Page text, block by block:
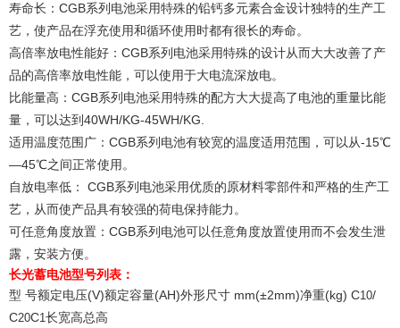
寿命长：CGB系列电池采用特殊的铅钙多元素合金设计独特的生产工
艺，使产品在浮充使用和循环使用时都有很长的寿命。
高倍率放电性能好：CGB系列电池采用特殊的设计从而大大改善了产
品的高倍率放电性能，可以使用于大电流深放电。
比能量高：CGB系列电池采用特殊的配方大大提高了电池的重量比能
量，可以达到40WH/KG-45WH/KG.
适用温度范围广：CGB系列电池有较宽的温度适用范围，可以从-15℃
—45℃之间正常使用。
自放电率低： CGB系列电池采用优质的原材料零部件和严格的生产工
艺，从而使产品具有较强的荷电保持能力。
可任意角度放置：CGB系列电池可以任意角度放置使用而不会发生泄
露，安装方便。
长光蓄电池型号列表：
型 号额定电压(V)额定容量(AH)外形尺寸 mm(±2mm)净重(kg) C10/
C20C1长宽高总高